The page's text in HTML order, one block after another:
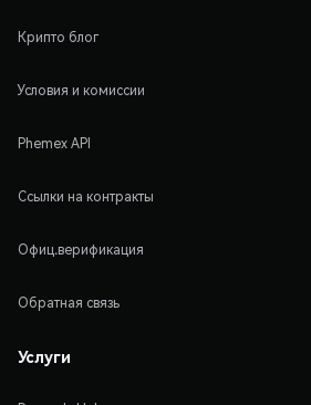
Крипто блог
Условия и комиссии
Phemex API
Ссылки на контракты
Офиц.верификация
Обратная связь
Услуги